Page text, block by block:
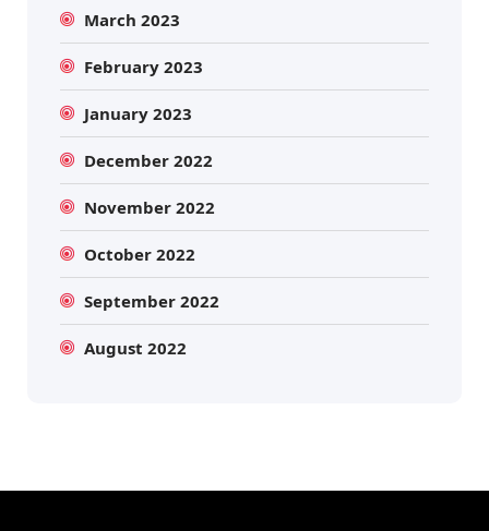
March 2023
February 2023
January 2023
December 2022
November 2022
October 2022
September 2022
August 2022